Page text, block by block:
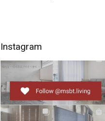
Instagram